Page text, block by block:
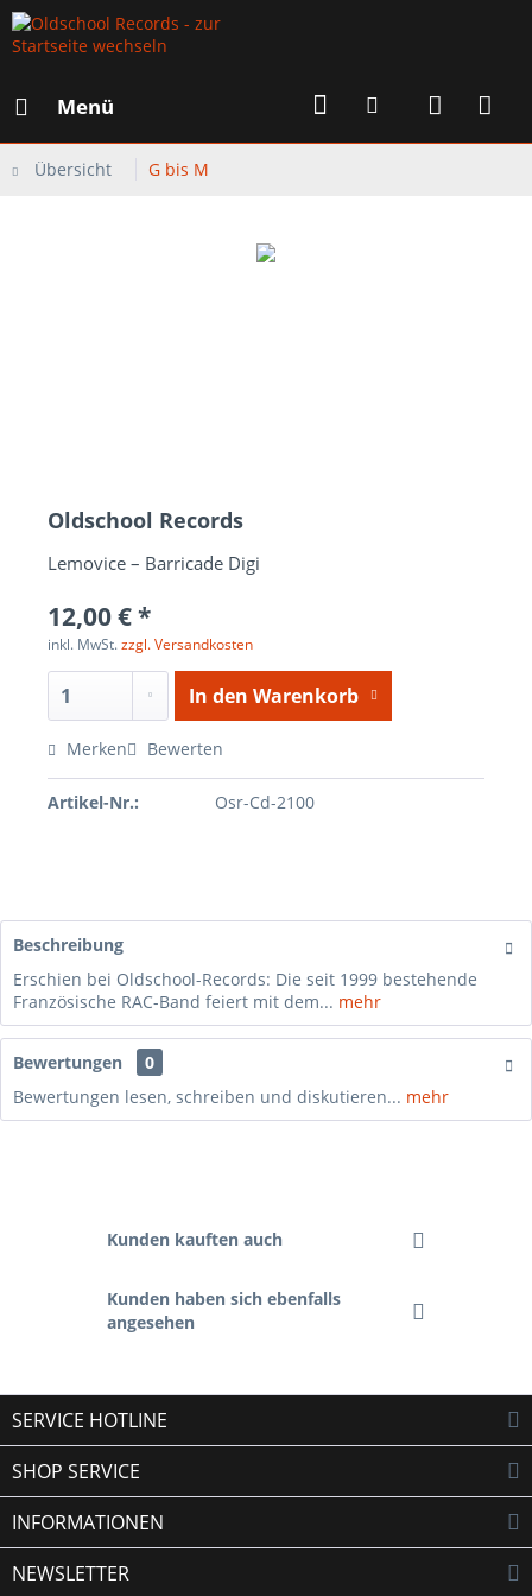
Menü
Übersicht G bis M
Oldschool Records
Lemovice – Barricade Digi
12,00 € *
inkl. MwSt.zzgl. Versandkosten
In den Warenkorb
Merken Bewerten
Artikel-Nr.: Osr-Cd-2100
Beschreibung
Erschien bei Oldschool-Records: Die seit 1999 bestehende
Französische RAC-Band feiert mit dem... mehr
Bewertungen
0
Bewertungen lesen, schreiben und diskutieren... mehr
Kunden kauften auch
Kunden haben sich ebenfalls
angesehen
SERVICE HOTLINE
SHOP SERVICE
INFORMATIONEN
NEWSLETTER